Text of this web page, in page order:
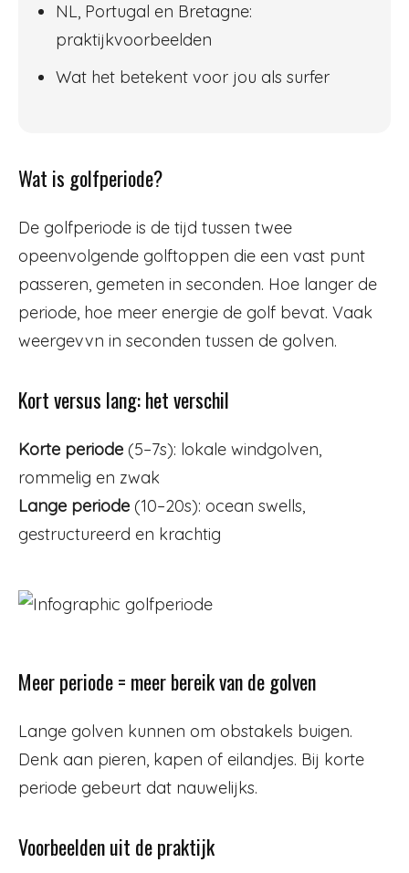
NL, Portugal en Bretagne:
praktijkvoorbeelden
Wat het betekent voor jou als surfer
Wat is golfperiode?
De golfperiode is de tijd tussen twee
opeenvolgende golftoppen die een vast punt
passeren, gemeten in seconden. Hoe langer de
periode, hoe meer energie de golf bevat. Vaak
weergevvn in seconden tussen de golven.
Kort versus lang: het verschil
Korte periode (5–7s): lokale windgolven,
rommelig en zwak
Lange periode (10–20s): ocean swells,
gestructureerd en krachtig
Meer periode = meer bereik van de golven
Lange golven kunnen om obstakels buigen.
Denk aan pieren, kapen of eilandjes. Bij korte
periode gebeurt dat nauwelijks.
Voorbeelden uit de praktijk